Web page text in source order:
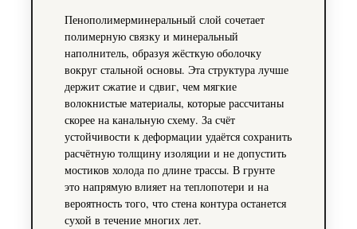
Пенополимерминеральный слой сочетает
полимерную связку и минеральный
наполнитель, образуя жёсткую оболочку
вокруг стальной основы. Эта структура лучше
держит сжатие и сдвиг, чем мягкие
волокнистые материалы, которые рассчитаны
скорее на канальную схему. За счёт
устойчивости к деформации удаётся сохранить
расчётную толщину изоляции и не допустить
мостиков холода по длине трассы. В грунте
это напрямую влияет на теплопотери и на
вероятность того, что стена контура останется
сухой в течение многих лет.